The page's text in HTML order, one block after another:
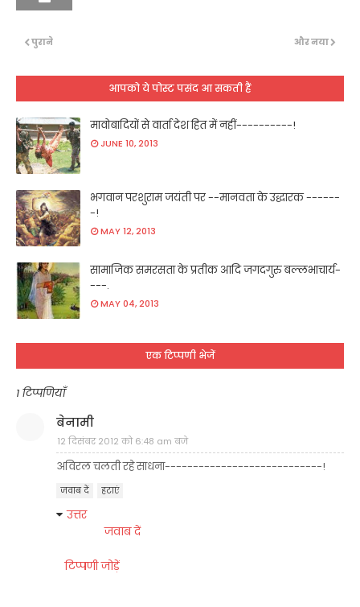
और नया
पुराने
आपको ये पोस्ट पसंद आ सकती हैं
मावोबादियों से वार्ता देश हित में नहीं----------!
JUNE 10, 2013
भगवान परशुराम जयंती पर --मानवता के उद्धारक ------
-!
MAY 12, 2013
सामाजिक समरसता के प्रतीक आदि जगदगुरु बल्लभाचार्य-
---.
MAY 04, 2013
एक टिप्पणी भेजें
1 टिप्पणियाँ
बेनामी
12 दिसंबर 2012 को 6:48 am बजे
अविरल चलती रहे साधना----------------------------!
जवाब दें हटाएं
उत्तर
जवाब दें
टिप्पणी जोड़ें